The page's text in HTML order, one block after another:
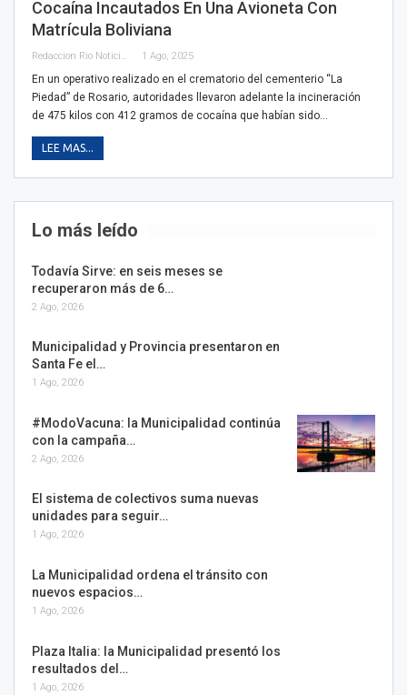
Cocaína Incautados En Una Avioneta Con
Matrícula Boliviana
1 Ago, 2025
En un operativo realizado en el crematorio del cementerio “La
Piedad” de Rosario, autoridades llevaron adelante la incineración
de 475 kilos con 412 gramos de cocaína que habían sido…
LEE MAS...
Lo más leído
Todavía Sirve: en seis meses se
recuperaron más de 6…
2 Ago, 2026
Municipalidad y Provincia presentaron en
Santa Fe el…
1 Ago, 2026
#ModoVacuna: la Municipalidad continúa
con la campaña…
2 Ago, 2026
El sistema de colectivos suma nuevas
unidades para seguir…
1 Ago, 2026
La Municipalidad ordena el tránsito con
nuevos espacios…
1 Ago, 2026
Plaza Italia: la Municipalidad presentó los
resultados del…
1 Ago, 2026